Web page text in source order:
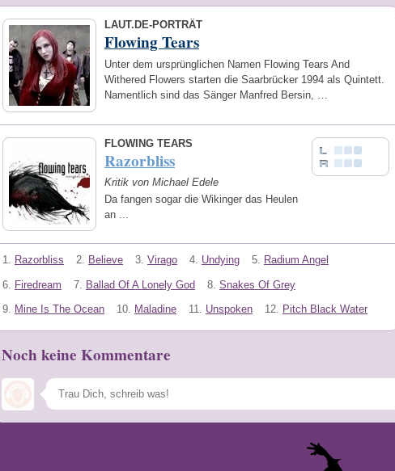
LAUT.DE-PORTRÄT
Flowing Tears
Unter dem ursprünglichen Namen Flowing Tears And
Withered Flowers starten die Saarbrücker 1994 als Quintett.
Namentlich sind das Sänger Manfred Bersin, …
FLOWING TEARS
Razorbliss
Kritik von Michael Edele
Da fangen sogar die Wikinger das Heulen
an ...
1. Razorbliss 2. Believe 3. Virago 4. Undying 5. Radium Angel
6. Firedream 7. Ballad Of A Lonely God 8. Snakes Of Grey
9. Mine Is The Ocean 10. Maladine 11. Unspoken 12. Pitch Black Water
Noch keine Kommentare
Speichern